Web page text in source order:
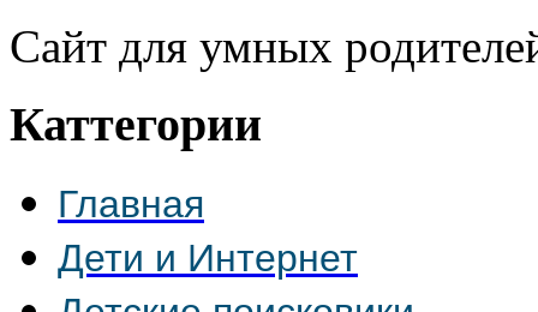
Сайт для умных
Каттегории
Главная
Дети и Интернет